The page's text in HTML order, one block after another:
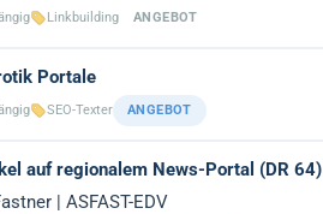
Linkbuilding ANGEBOT
Portale
SEO-Texter ANGEBOT
auf regionalem News-Portal (DR 64)
| ASFAST-EDV